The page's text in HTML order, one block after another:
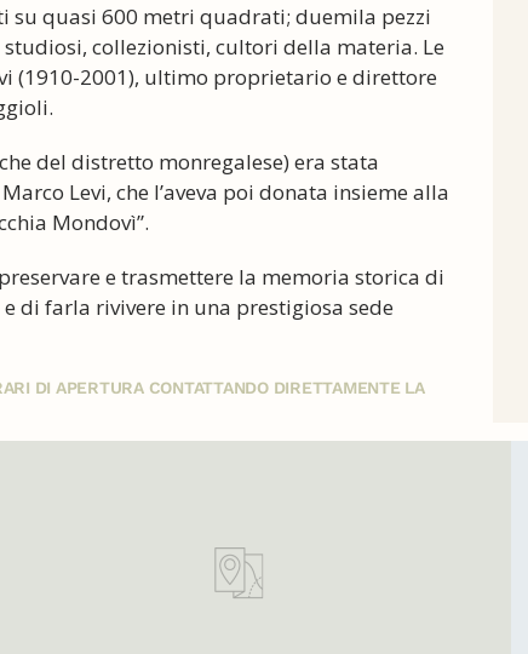
su quasi 600 metri quadrati; duemila pezzi
collezionisti, cultori della materia. Le
(1910-2001), ultimo proprietario e direttore
del distretto monregalese) era stata
Levi, che l’aveva poi donata insieme alla
Mondovì”.
e trasmettere la memoria storica di
di farla rivivere in una prestigiosa sede
DI APERTURA CONTATTANDO DIRETTAMENTE LA